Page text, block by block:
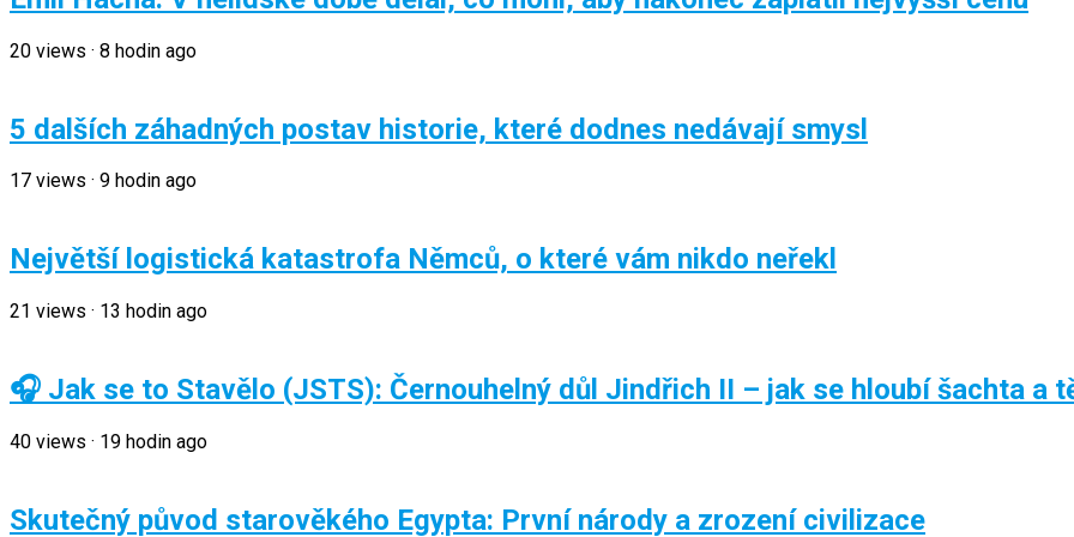
20 views · 8 hodin ago
5 dalších záhadných postav historie, které dodnes nedávají smysl
17 views · 9 hodin ago
Největší logistická katastrofa Němců, o které vám nikdo neřekl
21 views · 13 hodin ago
🎧 Jak se to Stavělo (JSTS): Černouhelný důl Jindřich II – jak se hloubí šachta a
40 views · 19 hodin ago
Skutečný původ starověkého Egypta: První národy a zrození civilizace